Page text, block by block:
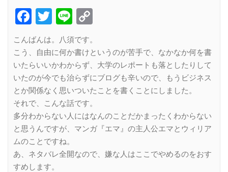
Facebook
Twitter
Line
こんばんは。八須です。
こう、自由に何か書けというのが苦手で、なかなか何を書
いたらいいかわからず、大学のレポートも落としたりして
いたのが今でも治らずにブログも辛いので、もうビジネス
とか関係なく思いついたことを書くことにしました。
それで、こんな話です。
多分わからない人にはなんのことだかまったくわからない
と思うんですが、マンガ『エマ』の主人公エマとウィリア
ムのことですね。
あ、ネタバレ全開なので、嫌な人はここでやめるのをおす
すめします。